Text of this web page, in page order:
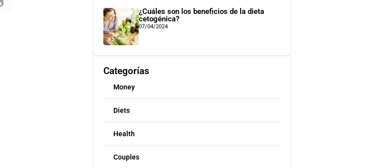
¿Cuáles son los beneficios de la dieta
cetogénica?
07/04/2024
Categorías
Money
Diets
Health
Couples